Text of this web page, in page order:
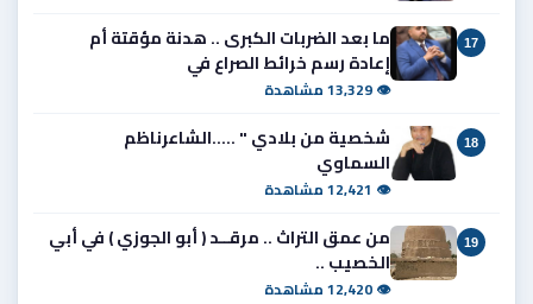
17
ما بعد الضربات الكبرى .. هدنة مؤقتة أم
إعادة رسم خرائط الصراع في
👁 13,329 مشاهدة
18
شخصية من بلادي " .....الشاعرناظم
السماوي
👁 12,421 مشاهدة
19
من عمق التراث .. مرقــد ( أبو الجوزي ) في أبي
الخصيب ..
👁 12,420 مشاهدة